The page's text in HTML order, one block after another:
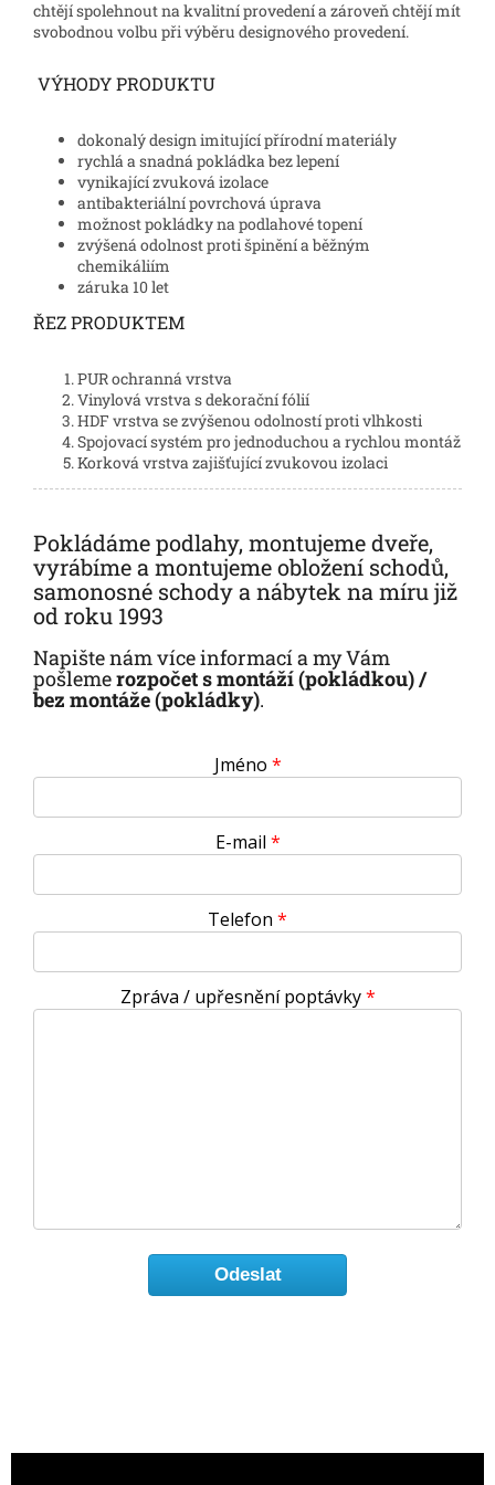
chtějí spolehnout na kvalitní provedení a zároveň chtějí mít
svobodnou volbu při výběru designového provedení.
VÝHODY PRODUKTU
dokonalý design imitující přírodní materiály
rychlá a snadná pokládka bez lepení
vynikající zvuková izolace
antibakteriální povrchová úprava
možnost pokládky na podlahové topení
zvýšená odolnost proti špinění a běžným
chemikáliím
záruka 10 let
ŘEZ PRODUKTEM
PUR ochranná vrstva
Vinylová vrstva s dekorační fólií
HDF vrstva se zvýšenou odolností proti vlhkosti
Spojovací systém pro jednoduchou a rychlou montáž
Korková vrstva zajišťující zvukovou izolaci
Pokládáme podlahy, montujeme dveře,
vyrábíme a montujeme obložení schodů,
samonosné schody a nábytek na míru již
od roku 1993
Napište nám více informací a my Vám
pošlemerozpočet s montáží (pokládkou) /
bez montáže (pokládky).